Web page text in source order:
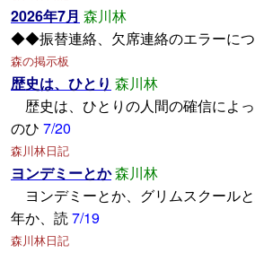
2026年7月 森川林
◆◆振替連絡、欠席連絡のエラーに
森の掲示板
歴史は、ひとり 森川林
歴史は、ひとりの人間の確信によ
のひ 7/20
森川林日記
ヨンデミーとか森川林
ヨンデミーとか、グリムスクール
年か、読7/19
森川林日記